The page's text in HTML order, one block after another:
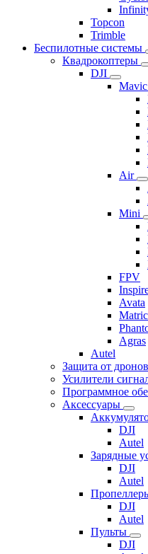
Topcon
Trimble
Беспилотные системы
Квадрокоптеры
DJI
Mavic
Air
Mini
FPV
Avata
Agras
Autel
Защита от дронов
Усилители
Программное
Аксессуары
DJI
Autel
Зарядные
DJI
Autel
DJI
Autel
Пульты
DJI